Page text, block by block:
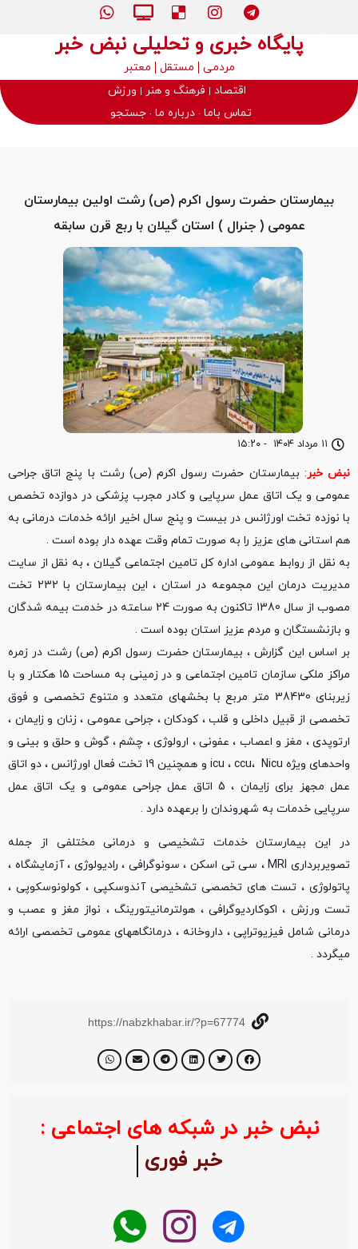
پایگاه خبری و تحلیلی نبض خبر
مردمی مستقل
معتبر
اقتصاد
فرهنگ و هنر
ورزش
تماس باما درباره ما جستجو
۱۱ مرداد ۱۴۰۴ - ۱۵:۲۰
بیمارستان حضرت رسول اکرم (ص) رشت اولین بیمارستان
عمومی ( جنرال ) استان گیلان با ربع قرن سابقه
نبض خبر: بیمارستان حضرت رسول اکرم (ص) رشت با پنج اتاق جراحی
عمومی و یک اتاق عمل سرپایی و کادر مجرب پزشکی در دوازده تخصص
با نوزده تخت اورژانس در بیست و پنج سال اخیر ارائه خدمات درمانی به
هم استانی های عزیز را به صورت تمام وقت عهده دار بوده است .
به نقل از روابط عمومی اداره کل تامین اجتماعی گیلان ، به نقل از سایت
مدیریت درمان این مجموعه در استان ، این بیمارستان با 232 تخت
مصوب از سال 1380 تاکنون به صورت 24 ساعته در خدمت بیمه شدگان
و بازنشستگان و مردم عزیز استان بوده است .
بر اساس این گزارش ، بیمارستان حضرت رسول اکرم (ص) رشت در زمره
مراکز ملکی سازمان تامین اجتماعی و در زمینی به مساحت 15 هکتار و با
زیربنای 38430 متر مربع با بخشهای متعدد و متنوع تخصصی و فوق
تخصصی از قبیل داخلی و قلب ، کودکان ، جراحی عمومی ، زنان و زایمان ،
ارتوپدی ، مغز و اعصاب ، عفونی ، ارولوژی ، چشم ، گوش و حلق و بینی و
واحدهای ویژه icu ، ccu، Nicu و همچنین 19 تخت فعال اورژانس ، دو اتاق
عمل مجهز برای زایمان ، 5 اتاق عمل جراحی عمومی و یک اتاق عمل
سرپایی خدمات به شهروندان را برعهده دارد .
در این بیمارستان خدمات تشخیصی و درمانی مختلفی از جمله
تصویربرداری MRI ، سی تی اسکن ، سونوگرافی ، رادیولوژی ، آزمایشگاه ،
پاتولوژی ، تست های تخصصی تشخیصی آندوسکپی ، کولونوسکوپی ،
تست ورزش ، اکوکاردیوگرافی ، هولترمانیتورینگ ، نواز مغز و عصب و
درمانی شامل فیزیوتراپی ، داروخانه ، درمانگاههای عمومی تخصصی ارائه
میگردد .
https://nabzkhabar.ir/?p=67774
نبض خبر در شبکه های اجتماعی :
خبر فوری